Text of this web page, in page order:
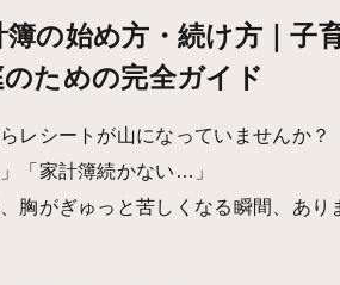
簿の始め方・続け方｜子
ための完全ガイド
レシートが山になっていませんか？
「家計簿続かない…」
胸がぎゅっと苦しくなる瞬間、あり